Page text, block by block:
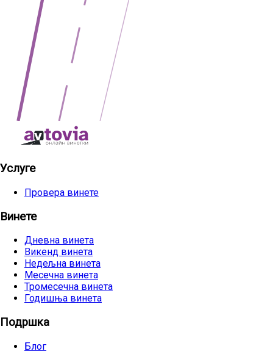
Услуге
Провера винете
Винете
Дневна винета
Викенд винета
Недељна винета
Месечна винета
Тромесечна винета
Годишња винета
Подршка
Блог